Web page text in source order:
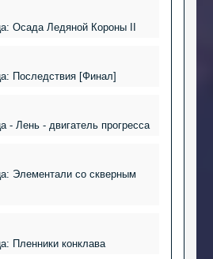
Осада Ледяной Короны II
Последствия [Финал]
- Лень - двигатель прогресса
Элементали со скверным
Пленники конклава